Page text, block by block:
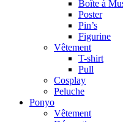
Boîte à
Poster
Pin’s
Figurine
Vêtement
T-shirt
Pull
Cosplay
Peluche
Ponyo
Vêtement